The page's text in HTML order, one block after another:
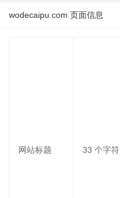
wodecaipu.com 页面信息
网站标题 33 个字符